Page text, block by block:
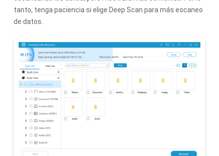
tanto, tenga paciencia si elige Deep Scan para más escaneo
de datos.